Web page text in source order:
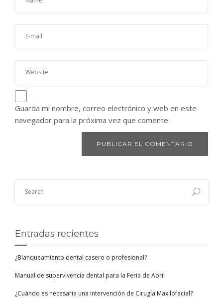
Guarda mi nombre, correo electrónico y web en este
navegador para la próxima vez que comente.
Entradas recientes
¿Blanqueamiento dental casero o profesional?
Manual de supervivencia dental para la Feria de Abril
¿Cuándo es necesaria una intervención de Cirugía Maxilofacial?